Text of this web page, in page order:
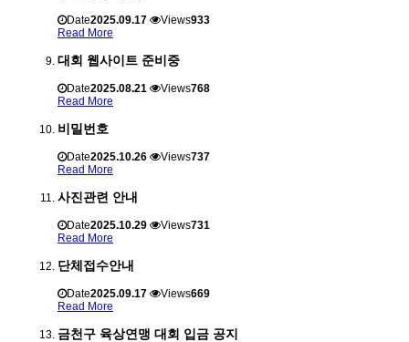
Date2025.09.17 Views933
Read More
대회 웹사이트 준비중
Date2025.08.21 Views768
Read More
비밀번호
Date2025.10.26 Views737
Read More
사진관련 안내
Date2025.10.29 Views731
Read More
단체접수안내
Date2025.09.17 Views669
Read More
금천구 육상연맹 대회 입금 공지